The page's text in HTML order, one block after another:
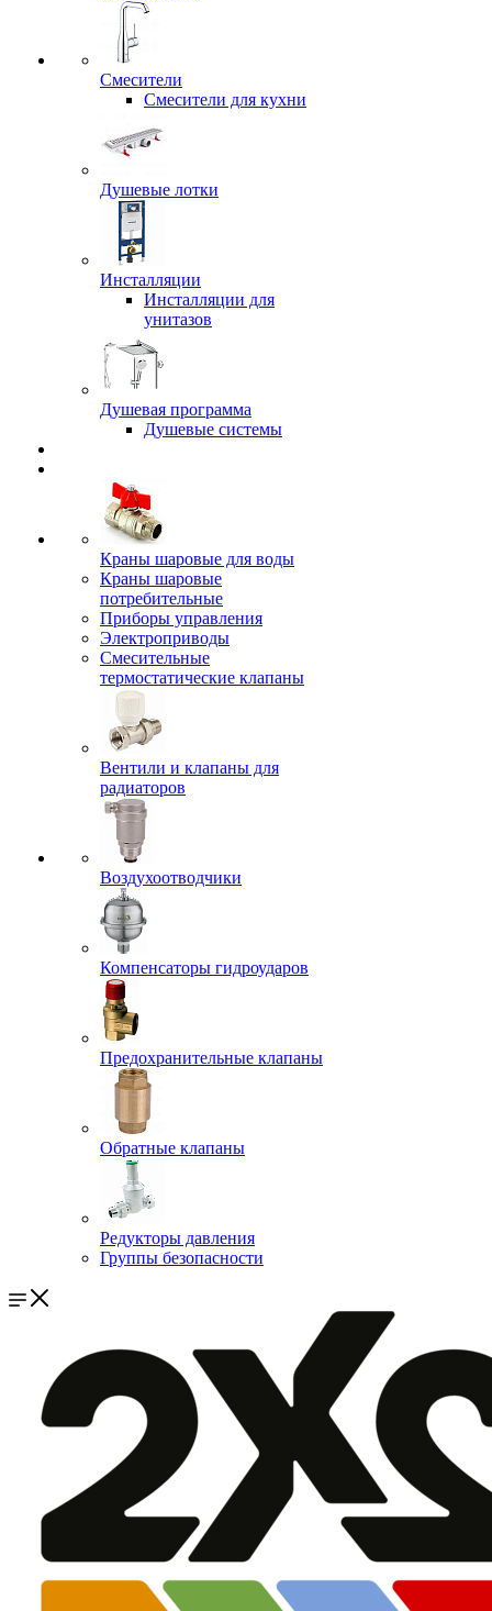
Смесители
Смесители для кухни
Душевые лотки
Инсталляции
Инсталляции для
унитазов
Душевая программа
Душевые системы
Краны шаровые для воды
Краны шаровые
потребительные
Приборы управления
Электроприводы
Смесительные
термостатические клапаны
Вентили и клапаны для
радиаторов
Воздухоотводчики
Компенсаторы гидроударов
Предохранительные клапаны
Обратные клапаны
Редукторы давления
Группы безопасности